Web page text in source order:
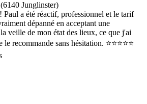
Junglinster)
Paul a été réactif, professionnel et le tarif
dépanné en acceptant une
veille de mon état des lieux, ce que j'ai
recommande sans hésitation. ⭐⭐⭐⭐⭐